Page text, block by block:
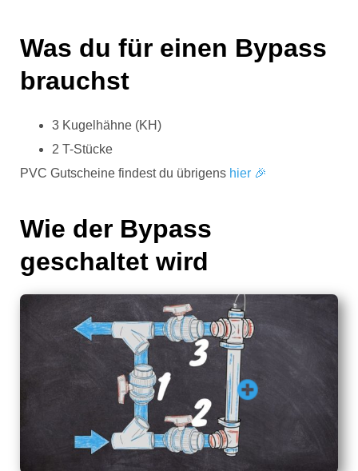
Was du für einen Bypass
brauchst
3 Kugelhähne (KH)
2 T-Stücke
PVC Gutscheine findest du übrigens hier 🎉
Wie der Bypass
geschaltet wird